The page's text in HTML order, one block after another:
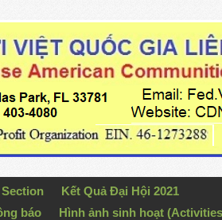
Kết Quả Đại Hội 2021
báo Hình ảnh sinh hoạt